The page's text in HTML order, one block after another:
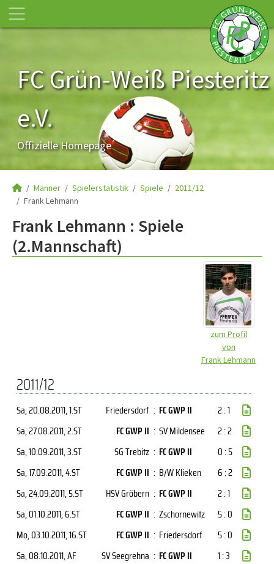
FC Grün-Weiß Piesteritz
e.V.
Offizielle Homepage
Männer Spielerstatistik Spiele
2011/12
Frank Lehmann
Frank Lehmann : Spiele
(2.Mannschaft)
zum Profil
von
Frank Lehmann
2011/12
Sa, 20.08.2011, 1.ST Friedersdorf : FC GWP II
2 : 1
Sa, 27.08.2011, 2.ST FC GWP II : SV Mildensee
2 : 2
Sa, 10.09.2011, 3.ST SG Trebitz : FC GWP II
0 : 5
Sa, 17.09.2011, 4.ST FC GWP II : B/W Klieken
6 : 2
Sa, 24.09.2011, 5.ST HSV Gröbern : FC GWP II
2 : 1
Sa, 01.10.2011, 6.ST FC GWP II : Zschornewitz
5 : 0
Mo, 03.10.2011, 16.ST FC GWP II : Friedersdorf
5 : 0
Sa, 08.10.2011, AF SV Seegrehna : FC GWP II
1 : 3